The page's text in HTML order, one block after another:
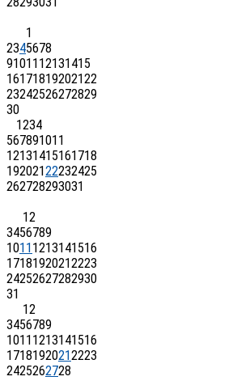
1
2345678
91011 12131415
16171819202122
23242526272829
30
1234
567891011
12131415161718
19202122232425
262728293031
12
3456789
1011 1213141516
17181920212223
24252627282930
31
12
3456789
1011 1213141516
17181920212223
2425262728